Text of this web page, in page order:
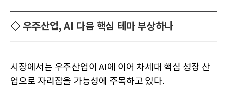
◇ 우주산업, AI 다음 핵심 테마 부상하나
시장에서는 우주산업이 AI에 이어 차세대 핵심 성장 산
업으로 자리잡을 가능성에 주목하고 있다.